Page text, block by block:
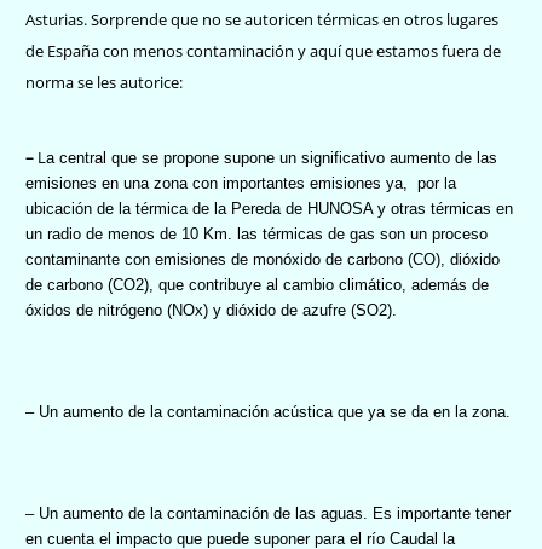
Asturias. Sorprende que no se autoricen térmicas en otros lugares
de España con menos contaminación y aquí que estamos fuera de
norma se les autorice:
– La central que se propone supone un significativo aumento de las
emisiones en una zona con importantes emisiones ya,
por la
ubicación de la térmica de la Pereda de HUNOSA y otras térmicas en
un radio de menos de 10 Km. las térmicas de gas son un proceso
contaminante con emisiones de monóxido de carbono (CO), dióxido
de carbono (CO2), que contribuye al cambio climático, además de
óxidos de nitrógeno (NOx) y dióxido de azufre (SO2).
– Un aumento de la contaminación acústica que ya se da en la zona.
– Un aumento de la contaminación de las aguas. Es importante tener
en cuenta el impacto que puede suponer para el río Caudal la